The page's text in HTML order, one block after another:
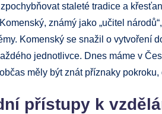
staleté tradice a
známý jako „učitel
Komenský se snažil o vytvoření
jednotlivce. Dnes máme v
měly být znát příznaky pokroku,
přístupy k